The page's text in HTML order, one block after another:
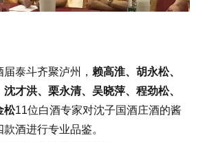
泰斗齐聚泸州， 赖高淮、胡永松、
才洪、栗永清、吴晓萍、程劲松、
松11位白酒专家对沈子国酒庄酒的酱
酒进行专业品鉴。